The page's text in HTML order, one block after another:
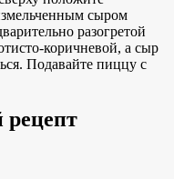
сыром
разогретой
коричневой, а сыр
Подавайте пиццу с
рецепт